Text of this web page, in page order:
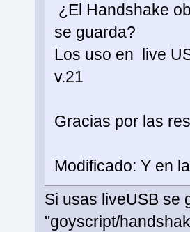
¿El Handshake
se guarda?
Los uso en live
v.21
Gracias por las
Modificado: Y en
Si usas liveUSB se
"goyscript/